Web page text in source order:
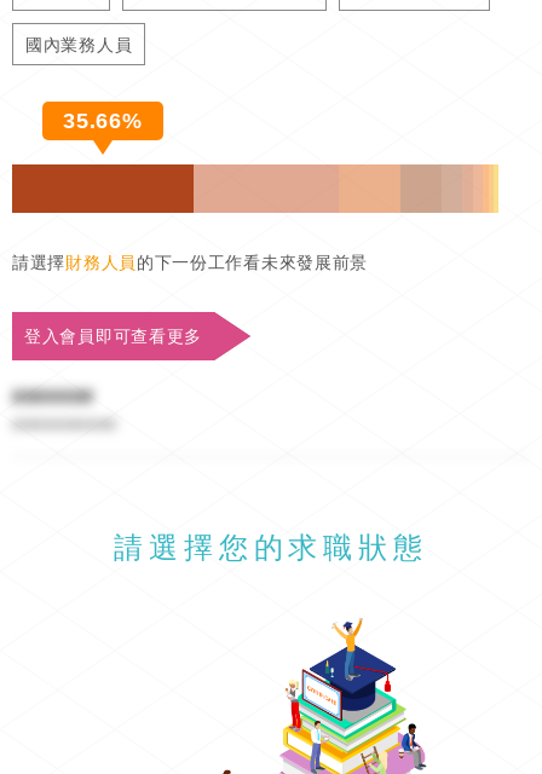
國內業務人員
35.66%
請選擇財務人員 的下一份工作看未來發展前景
登入會員即可查看更多
#######
請選擇您的求職狀態